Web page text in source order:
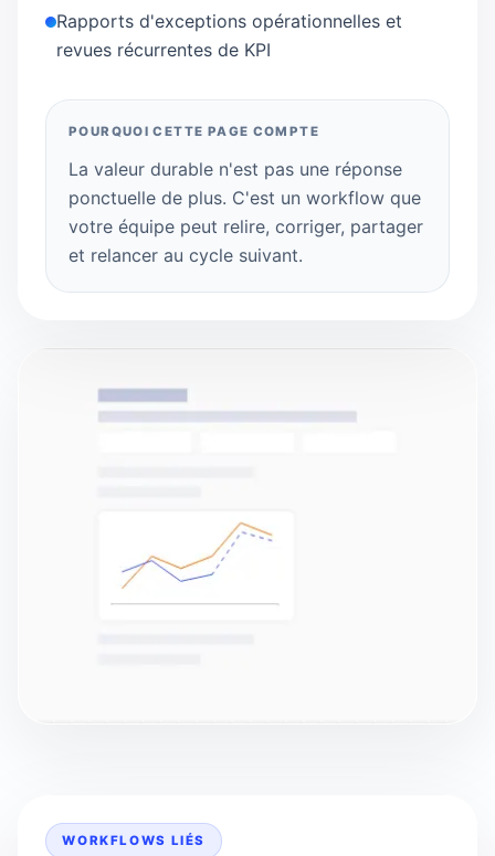
Rapports d'exceptions opérationnelles et
revues récurrentes de KPI
POURQUOI CETTE PAGE COMPTE
La valeur durable n'est pas une réponse
ponctuelle de plus. C'est un workflow que
votre équipe peut relire, corriger, partager
et relancer au cycle suivant.
WORKFLOWS LIÉS